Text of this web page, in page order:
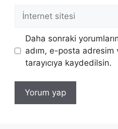
İnternet
sitesi
Daha sonraki
adım, e-posta
tarayıcıya kaydedilsin.